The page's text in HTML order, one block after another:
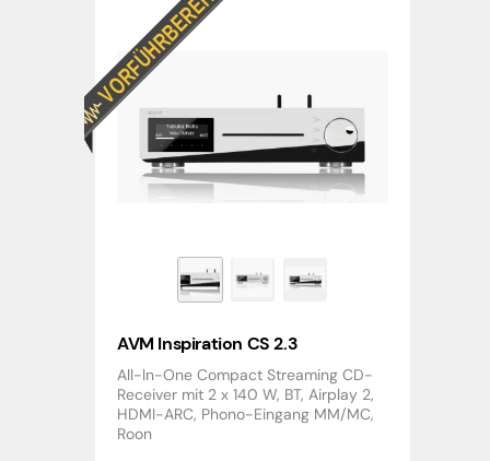
AVM Inspiration CS 2.3
All-In-One Compact Streaming CD-
Receiver mit 2 x 140 W, BT, Airplay 2,
HDMI-ARC, Phono-Eingang MM/MC,
Roon